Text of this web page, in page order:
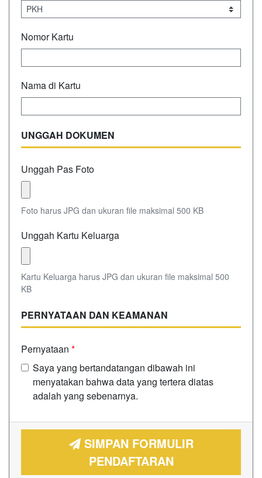
Nomor Kartu
Nama di Kartu
UNGGAH DOKUMEN
Unggah Pas Foto
Foto harus JPG dan ukuran file maksimal 500 KB
Unggah Kartu Keluarga
Kartu Keluarga harus JPG dan ukuran file maksimal 500
KB
PERNYATAAN DAN KEAMANAN
Pernyataan *
Saya yang bertandatangan dibawah ini
menyatakan bahwa data yang tertera diatas
adalah yang sebenarnya.
SIMPAN FORMULIR
PENDAFTARAN